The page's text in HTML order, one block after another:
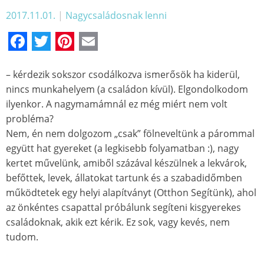
2017.11.01. | Nagycsaládosnak lenni
Facebook
TwitterPinterest
– kérdezik sokszor csodálkozva ismerősök ha kiderül,
nincs munkahelyem (a családon kívül). Elgondolkodom
ilyenkor. A nagymamámnál ez még miért nem volt
probléma?
Nem, én nem dolgozom „csak” fölneveltünk a párommal
együtt hat gyereket (a legkisebb folyamatban :), nagy
kertet művelünk, amiből százával készülnek a lekvárok,
befőttek, levek, állatokat tartunk és a szabadidőmben
működtetek egy helyi alapítványt (Otthon Segítünk), ahol
az önkéntes csapattal próbálunk segíteni kisgyerekes
családoknak, akik ezt kérik. Ez sok, vagy kevés, nem
tudom.